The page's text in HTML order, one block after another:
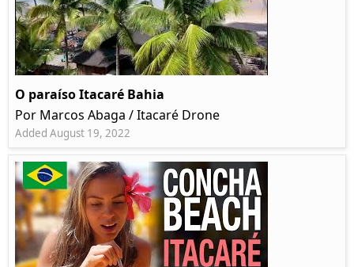
O paraíso Itacaré Bahia
Por Marcos Abaga / Itacaré Drone
Added August 19, 2022